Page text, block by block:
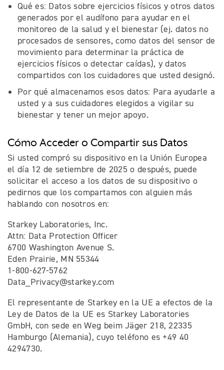
Qué es: Datos sobre ejercicios físicos y otros datos
generados por el audífono para ayudar en el
monitoreo de la salud y el bienestar (ej. datos no
procesados de sensores, como datos del sensor de
movimiento para determinar la práctica de
ejercicios físicos o detectar caídas), y datos
compartidos con los cuidadores que usted designó.
Por qué almacenamos esos datos: Para ayudarle a
usted y a sus cuidadores elegidos a vigilar su
bienestar y tener un mejor apoyo.
Cómo Acceder o Compartir sus Datos
Si usted compró su dispositivo en la Unión Europea
el día 12 de setiembre de 2025 o después, puede
solicitar el acceso a los datos de su dispositivo o
pedirnos que los compartamos con alguien más
hablando con nosotros en:
Starkey Laboratories, Inc.
Attn: Data Protection Officer
6700 Washington Avenue S.
Eden Prairie, MN 55344
1-800-627-5762
Data_Privacy@starkey.com
El representante de Starkey en la UE a efectos de la
Ley de Datos de la UE es Starkey Laboratories
GmbH, con sede en Weg beim Jäger 218, 22335
Hamburgo (Alemania), cuyo teléfono es +49 40
4294730.